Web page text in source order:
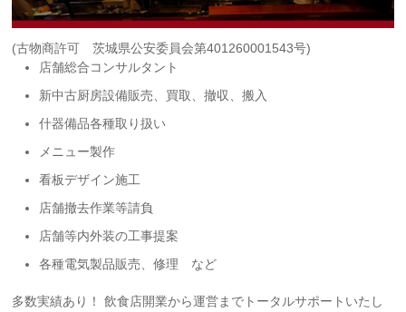
(古物商許可 茨城県公安委員会第401260001543号)
店舗総合コンサルタント
新中古厨房設備販売、買取、撤収、搬入
什器備品各種取り扱い
メニュー製作
看板デザイン施工
店舗撤去作業等請負
店舗等内外装の工事提案
各種電気製品販売、修理 など
多数実績あり！ 飲食店開業から運営までトータルサポートいたし